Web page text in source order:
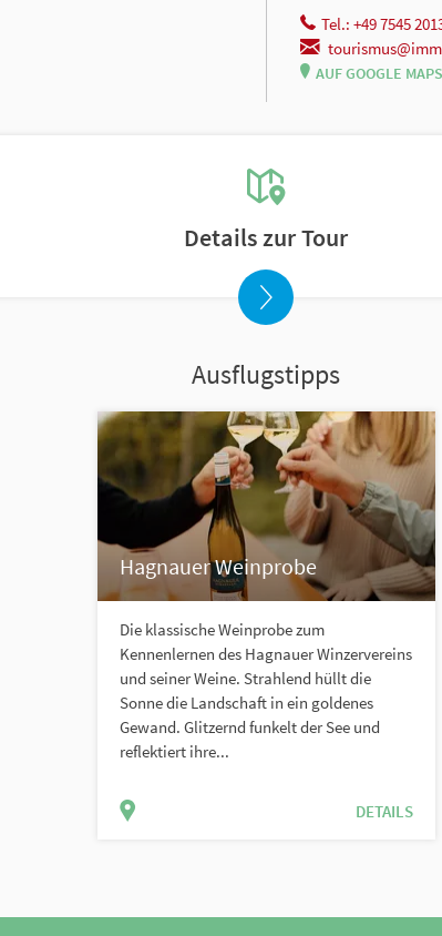
Tel.: +49 7545
AUF GOOGLE
Details zur Tour
Ausflugstipps
Hagnauer Weinprobe
Die klassische Weinprobe zum
Kennenlernen des Hagnauer Winzervereins
und seiner Weine. Strahlend hüllt die
Sonne die Landschaft in ein goldenes
Gewand. Glitzernd funkelt der See und
reflektiert ihre...
DETAILS